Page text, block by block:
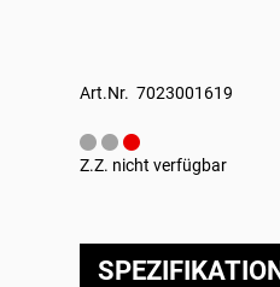
Art.Nr. 7023001619
Z.Z. nicht verfügbar